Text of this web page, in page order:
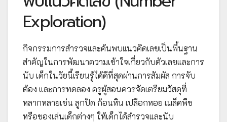
Exploration)
กิจกรรมการสำรวจและค้นพบแนวคิดเลขเป็นพื้นฐาน
สำคัญในการพัฒนาความเข้าใจเกี่ยวกับตัวเลขและการ
นับ เด็กในวัยนี้เรียนรู้ได้ดีที่สุดผ่านการสัมผัส การจับ
ต้อง และการทดลอง ครูผู้สอนควรจัดเตรียมวัสดุที่
หลากหลายเช่น ลูกปัด ก้อนหิน เปลือกหอย เมล็ดพืช
หรือของเล่นเด็กต่างๆ ให้เด็กได้สำรวจและนับ